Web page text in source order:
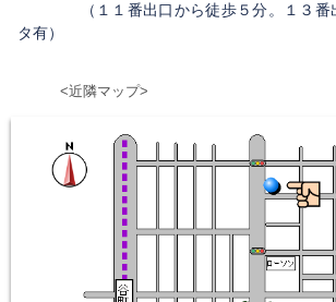
（１１番出口から徒歩５分。１３番出
タ有）
<近隣マップ>